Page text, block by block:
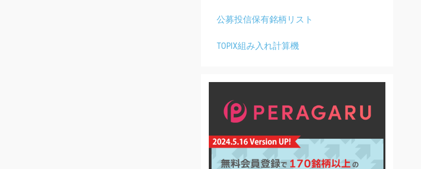
公募投信保有銘柄リスト
TOPIX組み入れ計算機